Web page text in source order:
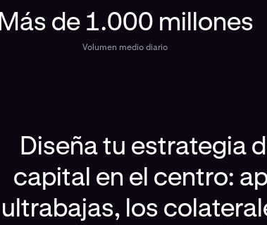
Más de 1.000 millones
Volumen medio diario
Diseña tu estrategia
capital en el centro:
ultrabajas, los